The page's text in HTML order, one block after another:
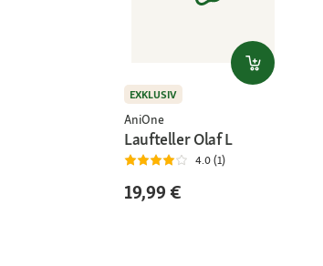
EXKLUSIV
AniOne
Laufteller Olaf L
4.0 (1)
19,99 €